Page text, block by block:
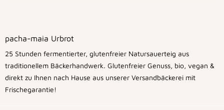
pacha-maia Urbrot
25 Stunden fermentierter, glutenfreier Natursauerteig aus
traditionellem Bäckerhandwerk. Glutenfreier Genuss, bio, vegan &
direkt zu Ihnen nach Hause aus unserer Versandbäckerei mit
Frischegarantie!